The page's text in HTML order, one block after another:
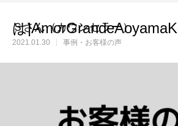
は
Ｓさん（カウンセラー）
2021.01.30 事例・お客様の声